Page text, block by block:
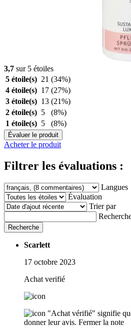
3,7 sur 5 étoiles
5 étoile(s) 21 (34%)
4 étoile(s) 17 (27%)
3 étoile(s) 13 (21%)
2 étoile(s) 5
(8%)
1 étoile(s) 5 (8%)
Évaluer le produit
Acheter le produit
Filtrer les évaluations :
Langues
Évaluation
Trier par
Recherche
Scarlett
17 octobre 2023
Achat verifié
"Achat vérifié" signifie
donner leur avis. Fermer la note